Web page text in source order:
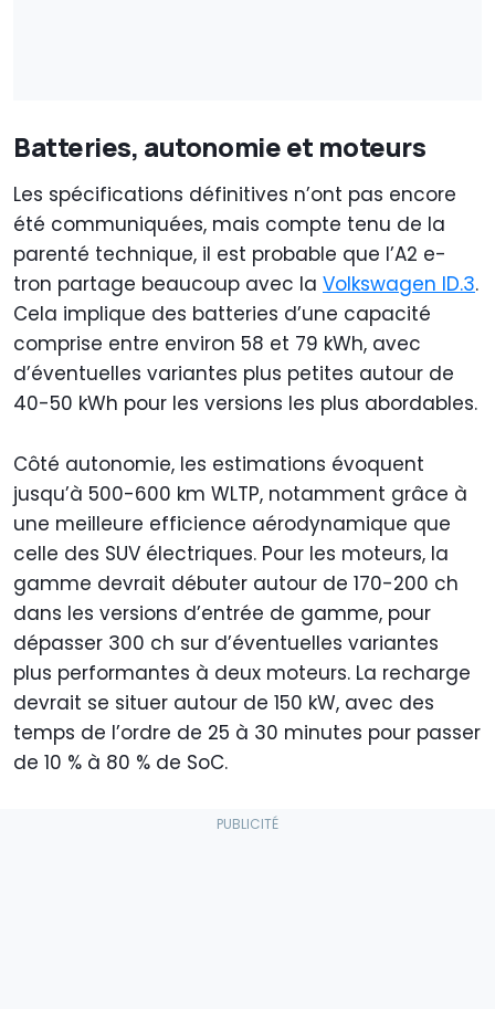
Batteries, autonomie et moteurs
Les spécifications définitives n’ont pas encore
été communiquées, mais compte tenu de la
parenté technique, il est probable que l’A2 e-
tron partage beaucoup avec la Volkswagen ID.3.
Cela implique des batteries d’une capacité
comprise entre environ 58 et 79 kWh, avec
d’éventuelles variantes plus petites autour de
40-50 kWh pour les versions les plus abordables.
Côté autonomie, les estimations évoquent
jusqu’à 500-600 km WLTP, notamment grâce à
une meilleure efficience aérodynamique que
celle des SUV électriques. Pour les moteurs, la
gamme devrait débuter autour de 170-200 ch
dans les versions d’entrée de gamme, pour
dépasser 300 ch sur d’éventuelles variantes
plus performantes à deux moteurs. La recharge
devrait se situer autour de 150 kW, avec des
temps de l’ordre de 25 à 30 minutes pour passer
de 10 % à 80 % de SoC.